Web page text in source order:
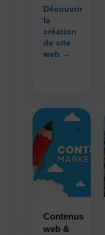
Découvrir
la
création
de site
web →
Contenus
web &